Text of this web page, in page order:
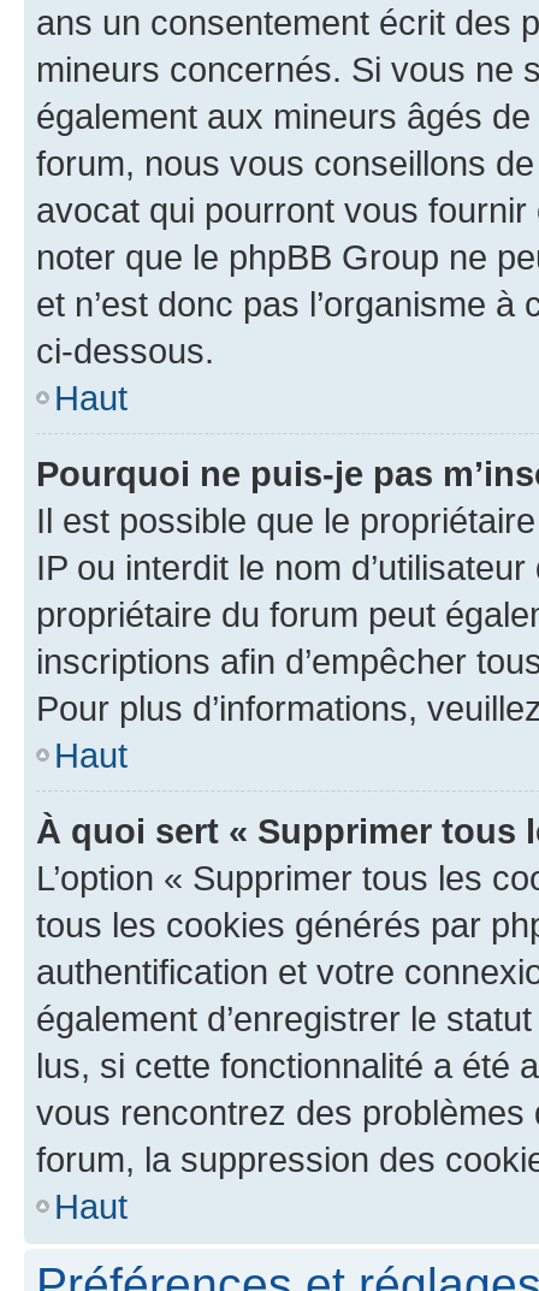
ans un consentement écrit des
mineurs concernés. Si vous ne
également aux mineurs âgés
forum, nous vous conseillons
avocat qui pourront vous
noter que le phpBB Group ne
et n’est donc pas l’organisme
ci-dessous.
Haut
Pourquoi ne puis-je pas
Il est possible que le
IP ou interdit le nom
propriétaire du forum peut
inscriptions afin d’empêcher
Pour plus d’informations,
Haut
À quoi sert « Supprimer tous
L’option « Supprimer tous les
tous les cookies générés par
authentification et votre
également d’enregistrer le
lus, si cette fonctionnalité a été
vous rencontrez des
forum, la suppression des
Haut